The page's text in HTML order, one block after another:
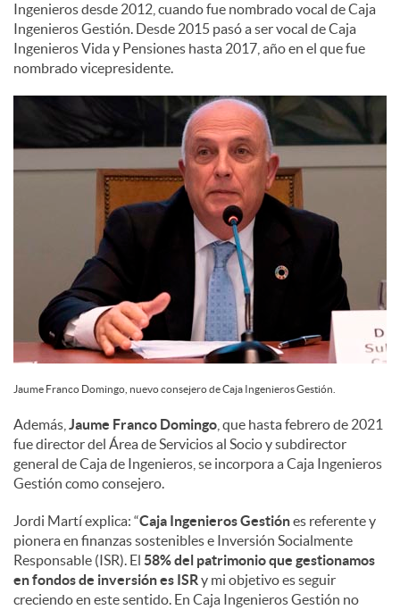
Ingenieros desde 2012, cuando fue nombrado vocal de Caja
Ingenieros Gestión. Desde 2015 pasó a ser vocal de Caja
Ingenieros Vida y Pensiones hasta 2017, año en el que fue
nombrado vicepresidente.
Jaume Franco Domingo, nuevo consejero de Caja Ingenieros Gestión.
Además, Jaume Franco Domingo , que hasta febrero de 2021
fue director del Área de Servicios al Socio y subdirector
general de Caja de Ingenieros, se incorpora a Caja Ingenieros
Gestión como consejero.
Jordi Martí explica: “Caja Ingenieros Gestiónes referente y
pionera en finanzas sostenibles e Inversión Socialmente
Responsable (ISR). El 58% del patrimonio que gestionamos
en fondos de inversión es ISRy mi objetivo es seguir
creciendo en este sentido. En Caja Ingenieros Gestión no